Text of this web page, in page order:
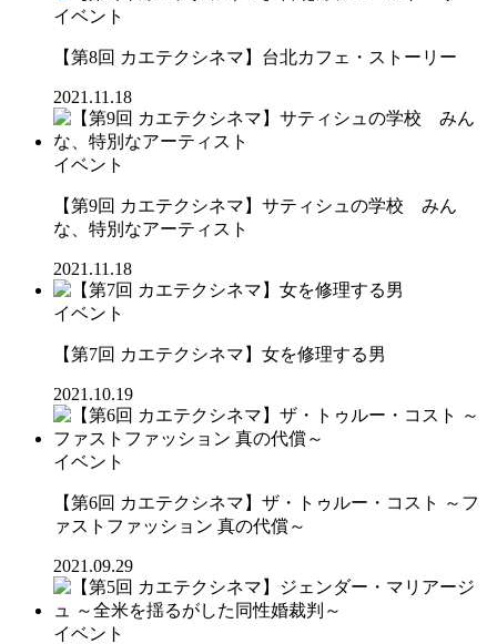
イベント
【第8回 カエテクシネマ】台北カフェ・ストーリー
2021.11.18
イベント
【第9回 カエテクシネマ】サティシュの学校 みん
な、特別なアーティスト
2021.11.18
イベント
【第7回 カエテクシネマ】女を修理する男
2021.10.19
イベント
【第6回 カエテクシネマ】ザ・トゥルー・コスト ～フ
ァストファッション 真の代償～
2021.09.29
イベント